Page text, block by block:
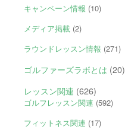
キャンペーン情報 (10)
メディア掲載(2)
ラウンドレッスン情報 (271)
ゴルファーズラボとは (20)
レッスン関連 (626)
ゴルフレッスン関連 (592)
フィットネス関連 (17)